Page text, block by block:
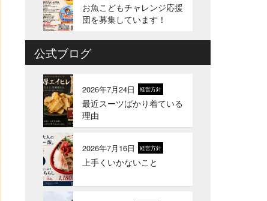
お魚こどもチャレンジ応援
団を募集しています！
2026年4月6日
お魚こどもチャレンジ第
2026年3月24日
お魚屋さんかぎやの創業祭
2026年3月10日
春ギフトはかぎやオンライ
公式ブログ
2026年7月24日 経営方針
最近スーツばかり着ている
理由
2026年7月16日 経営方針
上手くいかないこと